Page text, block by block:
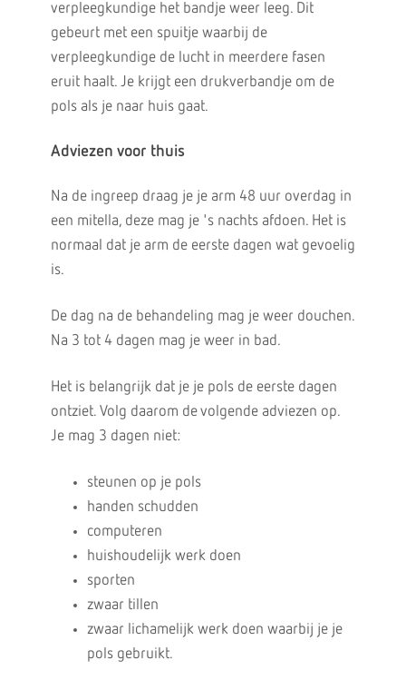
verpleegkundige het bandje weer leeg. Dit
gebeurt met een spuitje waarbij de
verpleegkundige de lucht in meerdere fasen
eruit haalt. Je krijgt een drukverbandje om de
pols als je naar huis gaat.
Adviezen voor thuis
Na de ingreep draag je je arm 48 uur overdag in
een mitella, deze mag je 's nachts afdoen. Het is
normaal dat je arm de eerste dagen wat gevoelig
is.
De dag na de behandeling mag je weer douchen.
Na 3 tot 4 dagen mag je weer in bad.
Het is belangrijk dat je je pols de eerste dagen
ontziet. Volg daarom de volgende adviezen op.
Je mag 3 dagen niet:
steunen op je pols
handen schudden
computeren
huishoudelijk werk doen
sporten
zwaar tillen
zwaar lichamelijk werk doen waarbij je je
pols gebruikt.